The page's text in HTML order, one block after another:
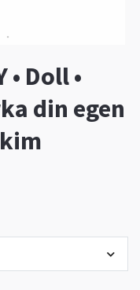
Doll •
din egen